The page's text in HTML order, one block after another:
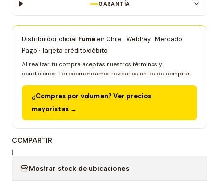
GARANTÍA
Distribuidor oficial Fumeen Chile · WebPay · Mercado
Pago · Tarjeta crédito/débito
Al realizar tu compra aceptas nuestros términos y
condiciones. Te recomendamos revisarlos antes de comprar.
¿Compras por volumen? Ver precios
mayoristas →
COMPARTIR
|
Mostrar stock de ubicaciones